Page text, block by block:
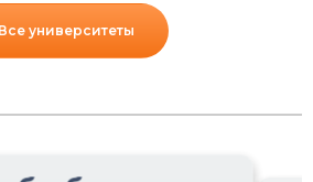
Все университеты